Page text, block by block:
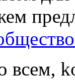
всем,